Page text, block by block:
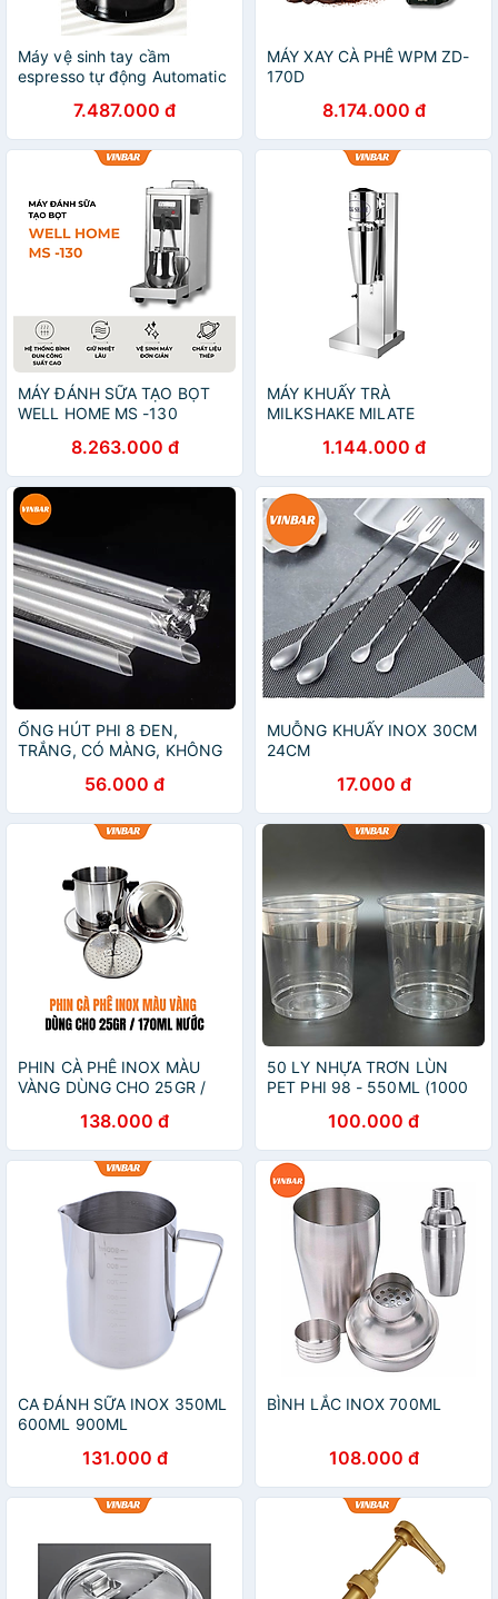
Máy vệ sinh tay cầm
espresso tự động Automatic
7.487.000 đ
MÁY XAY CÀ PHÊ WPM ZD-
170D
8.174.000 đ
MÁY ĐÁNH SỮA TẠO BỌT
WELL HOME MS -130
8.263.000 đ
MÁY KHUẤY TRÀ
MILKSHAKE MILATE
1.144.000 đ
ỐNG HÚT PHI 8 ĐEN,
TRẮNG, CÓ MÀNG, KHÔNG
- ( 1 BỊCH KHOẢNG 345
ỐNG )
56.000 đ
MUỖNG KHUẤY INOX 30CM
24CM
17.000 đ
PHIN CÀ PHÊ INOX MÀU
VÀNG DÙNG CHO 25GR /
138.000 đ
50 LY NHỰA TRƠN LÙN
PET PHI 98 - 550ML (1000
100.000 đ
CA ĐÁNH SỮA INOX 350ML
600ML 900ML
131.000 đ
BÌNH LẮC INOX 700ML
108.000 đ